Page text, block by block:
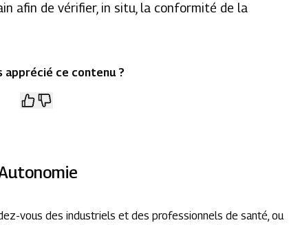
afin de vérifier, in situ, la conformité de la
apprécié ce contenu ?
vous des industriels et des professionnels de santé, ou